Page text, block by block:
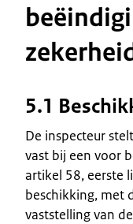
5.1
De inspecteur
vast bij een voor
artikel 58, eerste
beschikking, met
vaststelling van